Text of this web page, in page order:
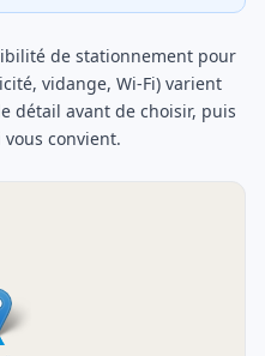
de stationnement pour
vidange, Wi-Fi) varient
détail avant de choisir, puis
convient.